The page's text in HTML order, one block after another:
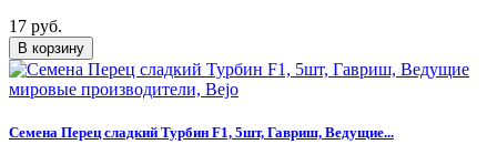
17 руб.
Семена Перец сладкий Турбин F1, 5шт, Гавриш, Ведущие...